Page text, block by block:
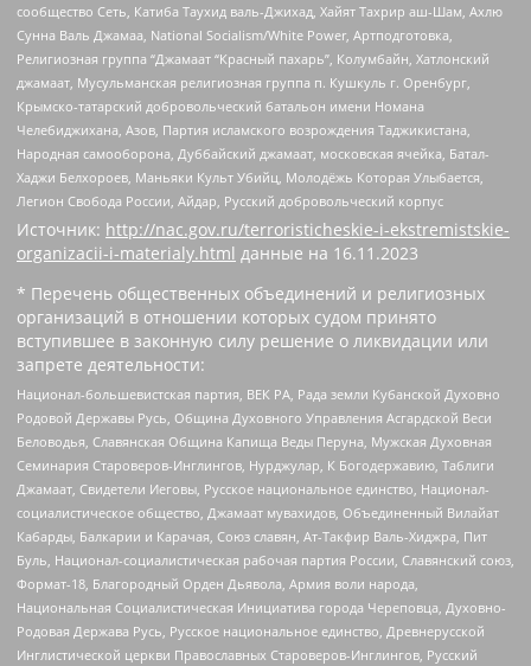
сообщество Сеть, Катиба Таухид валь-Джихад, Хайят Тахрир аш-Шам, Ахлю
Сунна Валь Джамаа, National Socialism/White Power, Артподготовка,
Религиозная группа “Джамаат “Красный пахарь”, Колумбайн, Хатлонский
джамаат, Мусульманская религиозная группа п. Кушкуль г. Оренбург,
Крымско-татарский добровольческий батальон имени Номана
Челебиджихана, Азов, Партия исламского возрождения Таджикистана,
Народная самооборона, Дуббайский джамаат, московская ячейка, Батал-
Хаджи Белхороев, Маньяки Культ Убийц, Молодёжь Которая Улыбается,
Легион Свобода России, Айдар, Русский добровольческий корпус
Источник: http://nac.gov.ru/terroristicheskie-i-ekstremistskie-
organizacii-i-materialy.html данные на 16.11.2023
* Перечень общественных объединений и религиозных
организаций в отношении которых судом принято
вступившее в законную силу решение о ликвидации или
запрете деятельности:
Национал-большевистская партия, ВЕК РА, Рада земли Кубанской Духовно
Родовой Державы Русь, Община Духовного Управления Асгардской Веси
Беловодья, Славянская Община Капища Веды Перуна, Мужская Духовная
Семинария Староверов-Инглингов, Нурджулар, К Богодержавию, Таблиги
Джамаат, Свидетели Иеговы, Русское национальное единство, Национал-
социалистическое общество, Джамаат мувахидов, Объединенный Вилайат
Кабарды, Балкарии и Карачая, Союз славян, Ат-Такфир Валь-Хиджра, Пит
Буль, Национал-социалистическая рабочая партия России, Славянский союз,
Формат-18, Благородный Орден Дьявола, Армия воли народа,
Национальная Социалистическая Инициатива города Череповца, Духовно-
Родовая Держава Русь, Русское национальное единство, Древнерусской
Инглистической церкви Православных Староверов-Инглингов, Русский